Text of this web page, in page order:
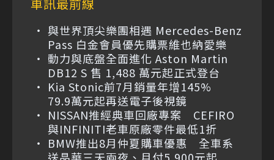
與世界頂尖樂團相遇 Mercedes-Benz
Pass 白金會員優先購票維也納愛樂
動力與底盤全面進化 Aston Martin
DB12 S 售 1,488 萬元起正式登台
Kia Stonic前7月銷量年增145%
79.9萬元起再送電子後視鏡
NISSAN推經典車回廠專案 CEFIRO
與INFINITI老車原廠零件最低1折
BMW推出8月仲夏購車優惠 全車系
送晶華三天兩夜、月付5,900元起